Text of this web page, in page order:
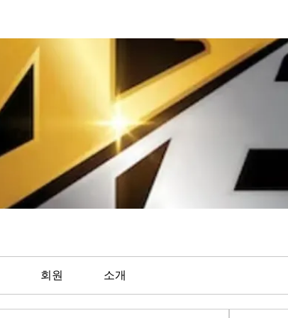
회원 소개